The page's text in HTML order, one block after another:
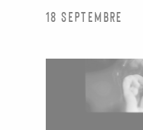
18 septembre